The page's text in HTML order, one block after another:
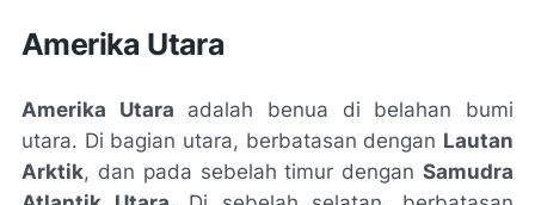
Amerika Utara
Amerika Utara adalah benua di belahan bumi
utara. Di bagian utara, berbatasan dengan Lautan
Arktik, dan pada sebelah timur dengan Samudra